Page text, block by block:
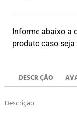
Informe abaixo a
produto caso seja
DESCRIÇÃO
Descrição